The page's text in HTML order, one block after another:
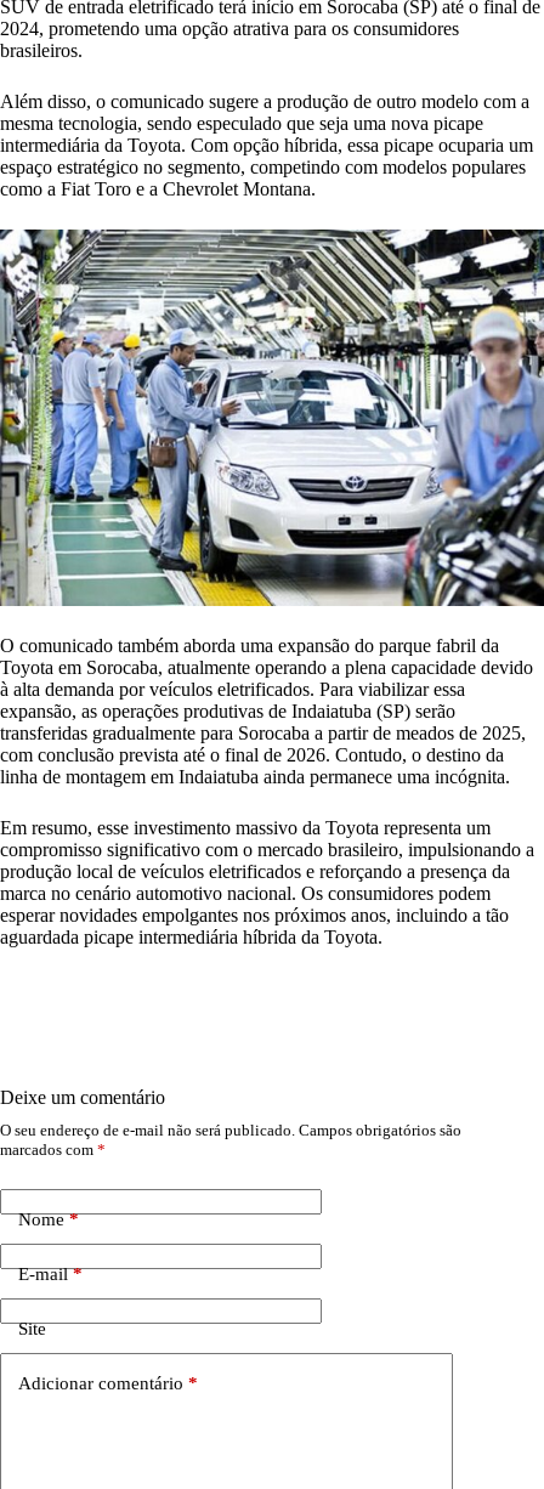
SUV de entrada eletrificado terá início em Sorocaba (SP) até o final de
2024, prometendo uma opção atrativa para os consumidores
brasileiros.
Além disso, o comunicado sugere a produção de outro modelo com a
mesma tecnologia, sendo especulado que seja uma nova picape
intermediária da Toyota. Com opção híbrida, essa picape ocuparia um
espaço estratégico no segmento, competindo com modelos populares
como a Fiat Toro e a Chevrolet Montana.
O comunicado também aborda uma expansão do parque fabril da
Toyota em Sorocaba, atualmente operando a plena capacidade devido
à alta demanda por veículos eletrificados. Para viabilizar essa
expansão, as operações produtivas de Indaiatuba (SP) serão
transferidas gradualmente para Sorocaba a partir de meados de 2025,
com conclusão prevista até o final de 2026. Contudo, o destino da
linha de montagem em Indaiatuba ainda permanece uma incógnita.
Em resumo, esse investimento massivo da Toyota representa um
compromisso significativo com o mercado brasileiro, impulsionando a
produção local de veículos eletrificados e reforçando a presença da
marca no cenário automotivo nacional. Os consumidores podem
esperar novidades empolgantes nos próximos anos, incluindo a tão
aguardada picape intermediária híbrida da Toyota.
Deixe um comentário
O seu endereço de e-mail não será publicado. Campos obrigatórios são
marcados com *
Nome*
E-mail*
Site
Adicionar comentário *